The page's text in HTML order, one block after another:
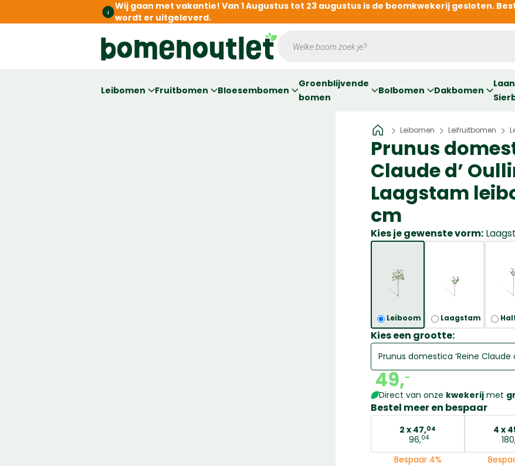
Wij gaan met vakantie! Van 1 Augustus tot 23 augustus is de boomkwekerij gesloten.
wordt er uitgeleverd.
zoeken
Leibomen Fruitbomen Bloesembomen
Groenblijvende
bomen
Bolbomen Dakbomen
Home
» Leibomen » Leifruitbomen »
Prunus
Claude d’
Laagstam
cm
Kies je gewenste vorm:
Leiboom Laagstam
Kies een grootte:
49,-
Direct van onze kwekerij met
Bestel meer en bespaar
2 x 47,04
96,04
Bespaar 4%
4 x